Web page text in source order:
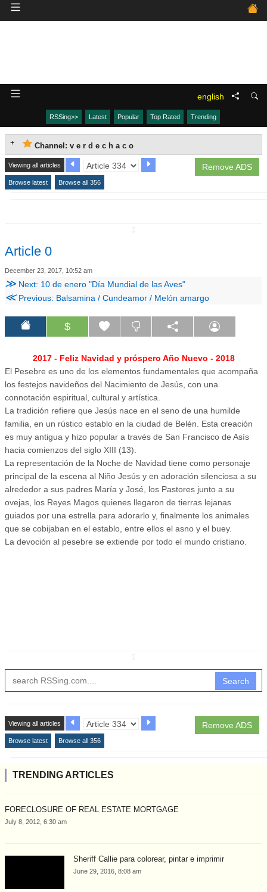
english
RSSing>> Latest Popular Top Rated Trending
Channel: v e r d e c h a c o
Remove ADS
Viewing all articles
Browse latest Browse all 356
Article 0
December 23, 2017, 10:52 am
≫ Next: 10 de enero "Día Mundial de las Aves"
≪Previous: Balsamina / Cundeamor / Melón amargo
$
2017 - Feliz Navidad y próspero Año Nuevo - 2018
El Pesebre es uno de los elementos fundamentales que acompaña
los festejos navideños del Nacimiento de Jesús, con una
connotación espiritual, cultural y artística.
La tradición refiere que Jesús nace en el seno de una humilde
familia, en un rústico establo en la ciudad de Belén. Esta creación
es muy antigua y hizo popular a través de San Francisco de Asís
hacia comienzos del siglo XIII (13).
La representación de la Noche de Navidad tiene como personaje
principal de la escena al Niño Jesús y en adoración silenciosa a su
alrededor a sus padres María y José, los Pastores junto a su
ovejas, los Reyes Magos quienes llegaron de tierras lejanas
guiados por una estrella para adorarlo y, finalmente los animales
que se cobijaban en el establo, entre ellos el asno y el buey.
La devoción al pesebre se extiende por todo el mundo cristiano.
Search
Remove ADS
Viewing all articles
Browse latest Browse all 356
TRENDING ARTICLES
FORECLOSURE OF REAL ESTATE MORTGAGE
July 8, 2012, 6:30 am
Sheriff Callie para colorear, pintar e imprimir
June 29, 2016, 8:08 am